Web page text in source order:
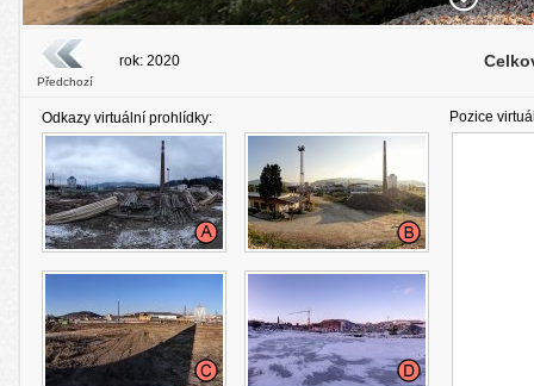
Předchozí
rok: 2020
Odkazy virtuální prohlídky: Pozice